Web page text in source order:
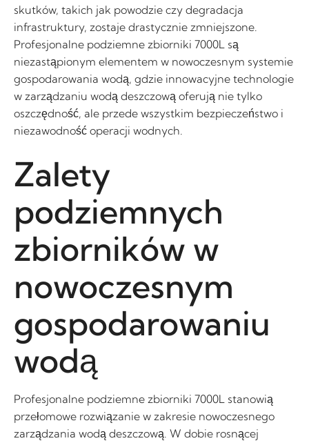
skutków, takich jak powodzie czy degradacja
infrastruktury, zostaje drastycznie zmniejszone.
Profesjonalne podziemne zbiorniki 7000L są
niezastąpionym elementem w nowoczesnym systemie
gospodarowania wodą, gdzie innowacyjne technologie
w zarządzaniu wodą deszczową oferują nie tylko
oszczędność, ale przede wszystkim bezpieczeństwo i
niezawodność operacji wodnych.
Zalety
podziemnych
zbiorników w
nowoczesnym
gospodarowaniu
wodą
Profesjonalne podziemne zbiorniki 7000L stanowią
przełomowe rozwiązanie w zakresie nowoczesnego
zarządzania wodą deszczową. W dobie rosnącej